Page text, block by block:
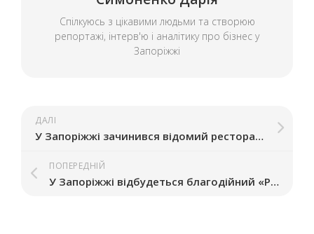
Спілкуюсь з цікавими людьми та створюю
репортажі, інтерв'ю і аналітику про бізнес у
Запоріжжі
ДАЛІ
У Запоріжжі зачинився відомий ресторан грузинської кухні
ПОПЕРЕДНІЙ
У Запоріжжі відбудеться благодійний «РОК ЯРМАР’ОК»